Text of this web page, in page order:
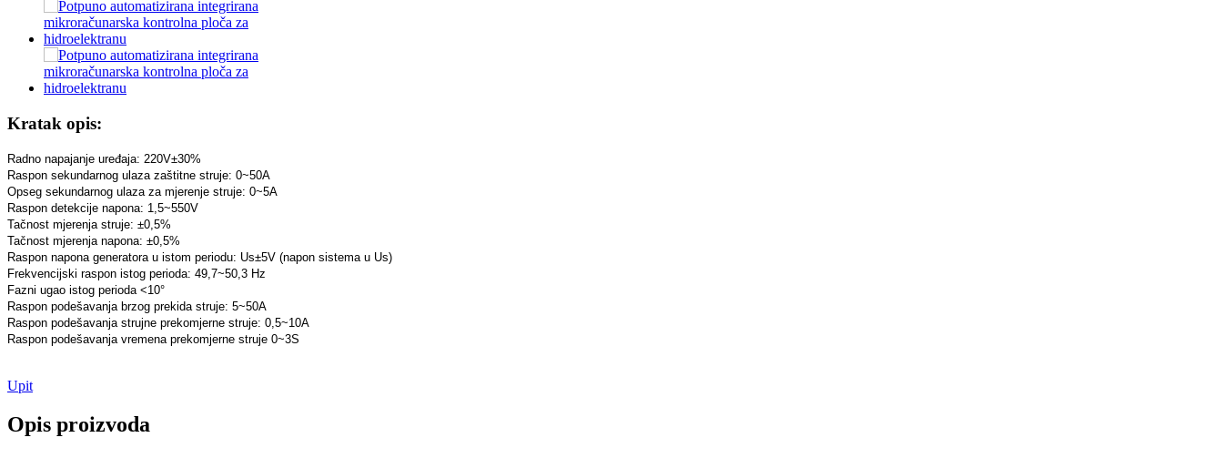
Hidraulična propelerska turbina 100kW Kaplan turbinski generator...
Peltonov generator s vodenim kotačem od 2200 kW hidroenergije
Mala Kaplanova turbina 10KW 12KW 15KW Mikro hidroelektrana...
Proizvođač hidroelektrične opreme Hidraulični Franc...
Hidroelektrane, Francis turbinski generator...
Cijena hidraulične Francis turbine od 100KW 500KW 1MW 2MW ...
Hidraulični turbogenerator 250KW hidroelektrični Fran...
Mikro Turgo Turbina Mini Hidroenergetsko Rješenje 20KW-50KW
Cijena hidroelektrane Forster Kaplan turbine generatora...
320KW hidraulični Francis generator vodene turbine sa...
Niski troškovi gradnje Visoka efikasnost Nisko zagrijavanje...
Kratak opis:
Radno napajanje uređaja: 220V±30%
Raspon sekundarnog ulaza zaštitne struje: 0~50A
Opseg sekundarnog ulaza za mjerenje struje: 0~5A
Raspon detekcije napona: 1,5~550V
Tačnost mjerenja struje: ±0,5%
Tačnost mjerenja napona: ±0,5%
Raspon napona generatora u istom periodu: Us±5V (napon sistema u Us)
Frekvencijski raspon istog perioda: 49,7~50,3 Hz
Fazni ugao istog perioda <10°
Raspon podešavanja brzog prekida struje: 5~50A
Raspon podešavanja strujne prekomjerne struje: 0,5~10A
Raspon podešavanja vremena prekomjerne struje 0~3S
Upit
Opis proizvoda